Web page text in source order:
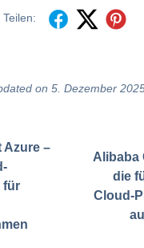
Teilen:
on 5. Dezember
Azure –
für
Alibaba
die
Cloud-